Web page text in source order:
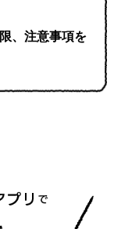
、注意事項を